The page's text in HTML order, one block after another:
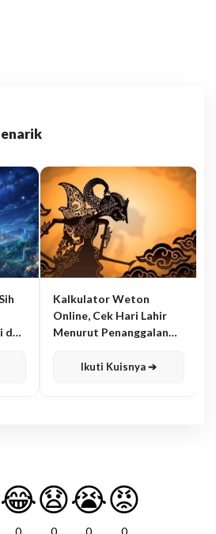
Kalkulator Weton
Online, Cek Hari Lahir
Menurut Penanggalan
Ikuti Kuisnya ➔
😂😧😭😡